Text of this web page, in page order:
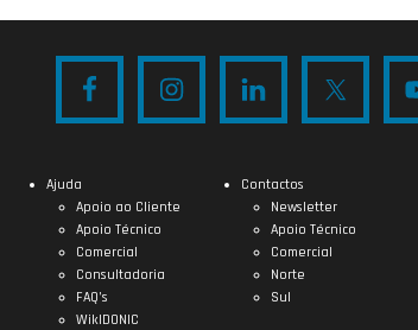
Ajuda
Apoio ao Cliente
Apoio Técnico
Comercial
Consultadoria
FAQ’s
WikIDONIC
Contactos
Newsletter
Apoio Técnico
Comercial
Norte
Sul